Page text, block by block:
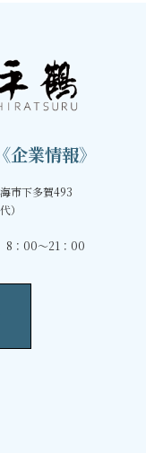
《企業情報》
市下多賀493
）
8：00～21：00